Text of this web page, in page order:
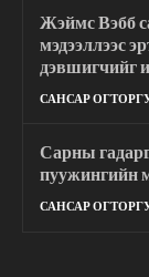
Жэймс Вэбб
мэдээллээс
дэвшигчийг
САНСАР
Сарны
пуужингийн
САНСАР